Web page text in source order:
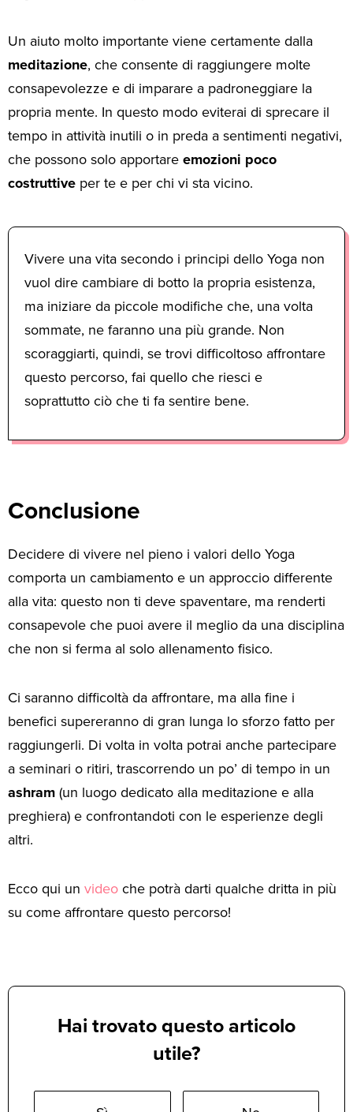
Un aiuto molto importante viene certamente dalla
meditazione, che consente di raggiungere molte
consapevolezze e di imparare a padroneggiare la
propria mente. In questo modo eviterai di sprecare il
tempo in attività inutili o in preda a sentimenti negativi,
che possono solo apportareemozioni poco
costruttive per te e per chi vi sta vicino.
Vivere una vita secondo i principi dello Yoga non
vuol dire cambiare di botto la propria esistenza,
ma iniziare da piccole modifiche che, una volta
sommate, ne faranno una più grande. Non
scoraggiarti, quindi, se trovi difficoltoso affrontare
questo percorso, fai quello che riesci e
soprattutto ciò che ti fa sentire bene.
Conclusione
Decidere di vivere nel pieno i valori dello Yoga
comporta un cambiamento e un approccio differente
alla vita: questo non ti deve spaventare, ma renderti
consapevole che puoi avere il meglio da una disciplina
che non si ferma al solo allenamento fisico.
Ci saranno difficoltà da affrontare, ma alla fine i
benefici supereranno di gran lunga lo sforzo fatto per
raggiungerli. Di volta in volta potrai anche partecipare
a seminari o ritiri, trascorrendo un po’ di tempo in un
ashram(un luogo dedicato alla meditazione e alla
preghiera) e confrontandoti con le esperienze degli
altri.
Ecco qui un videoche potrà darti qualche dritta in più
su come affrontare questo percorso!
Hai trovato questo articolo
utile?